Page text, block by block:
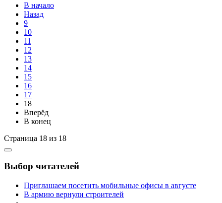
В начало
Назад
9
10
11
12
13
14
15
16
17
18
Вперёд
В конец
Страница 18 из 18
Выбор читателей
Приглашаем посетить мобильные офисы в августе
В армию вернули строителей